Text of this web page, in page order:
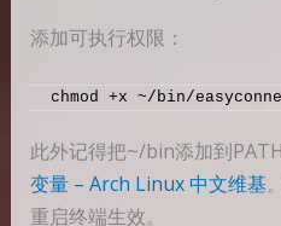
添加可执行权限：
chmod +x ~/bin/
此外记得把~/bin添加到
变量 – Arch Linux 中文维基
重启终端生效。